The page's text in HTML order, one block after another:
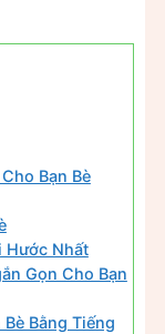
Bạn Bè
Hước Nhất
Gọn Cho Bạn
Bằng Tiếng